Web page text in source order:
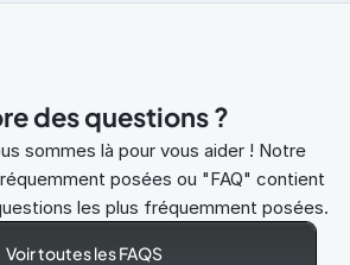
des questions ?
sommes là pour vous aider ! Notre
posées ou "FAQ" contient
les plus fréquemment posées.
Voir toutes les FAQS